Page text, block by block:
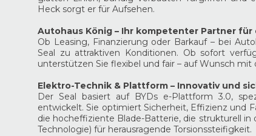
Heck sorgt er für Aufsehen.
Autohaus König – Ihr kompetenter Partner für
Ob Leasing, Finanzierung oder Barkauf – bei
Seal zu attraktiven Konditionen. Ob sofort
unterstützen Sie flexibel und fair – auf Wunsch
Elektro-Technik & Plattform – Innovativ und
Der Seal basiert auf BYDs e-Plattform 3.0,
entwickelt. Sie optimiert Sicherheit, Effizienz und
die hocheffiziente Blade-Batterie, die strukturell in
Technologie) für herausragende Torsionssteifigkeit.